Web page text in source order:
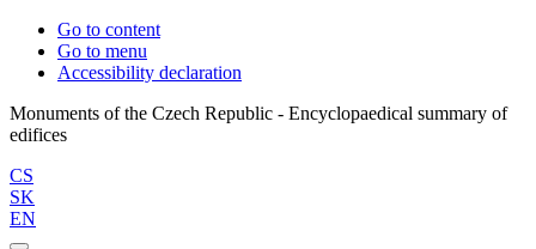
Go to content
Go to menu
Accessibility declaration
Monuments of the Czech Republic - Encyclopaedical summary of
CS
SK
EN